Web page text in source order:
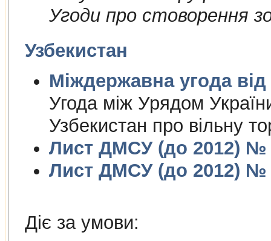
Угоди про стоворення
Узбекистан
Угода між Урядом
Узбекистан про вільну
Лист ДМСУ (до 2012) №
Лист ДМСУ (до 2012) №
Діє за умови: